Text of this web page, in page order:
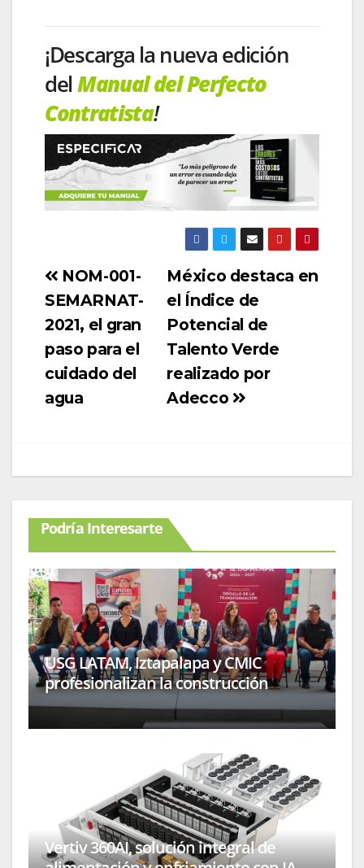
¡Descarga la nueva edición
delManual del Perfecto
Contratista!
México destaca en
el Índice de
Potencial de
Talento Verde
realizado por
Adecco
NOM-001-
SEMARNAT-
2021, el gran
paso para el
cuidado del
agua
Podría Interesarte
USG LATAM, Iztapalapa y CMIC
profesionalizan la construcción
Vertiv 360AI, solución integral de